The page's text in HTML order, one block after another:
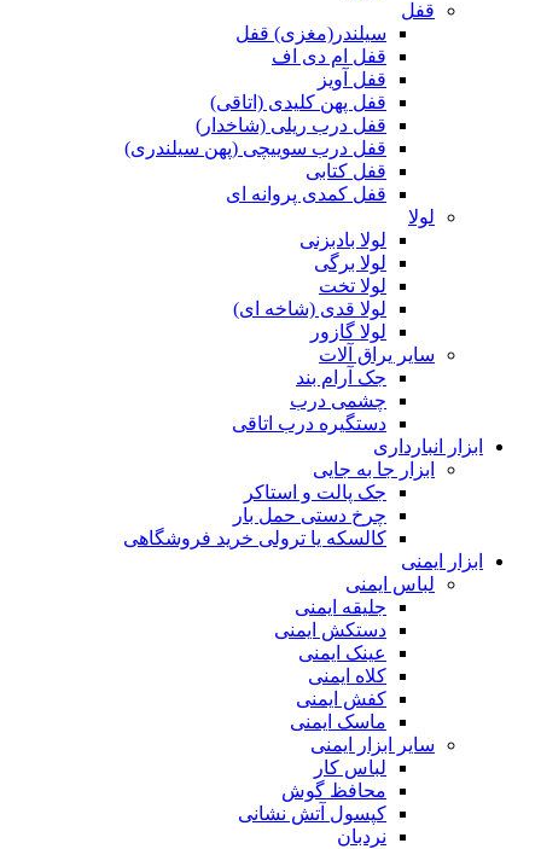
قفل
سیلندر(مغزی) قفل
قفل ام دی اف
قفل آویز
قفل پهن کلیدی (اتاقی)
قفل درب ریلی (شاخدار)
قفل درب سوییچی (پهن سیلندری)
قفل کتابی
قفل کمدی پروانه ای
لولا
لولا بادبزنی
لولا برگی
لولا تخت
لولا قدی (شاخه ای)
لولا گازور
سایر یراق آلات
جک آرام بند
چشمی درب
دستگیره درب اتاقی
ابزار انبارداری
ابزار جا به جایی
جک پالت و استاکر
چرخ دستی حمل بار
کالسکه یا ترولی خرید فروشگاهی
ابزار ایمنی
لباس ایمنی
جلیقه ایمنی
دستکش ایمنی
عینک ایمنی
کلاه ایمنی
کفش ایمنی
ماسک ایمنی
سایر ابزار ایمنی
لباس کار
محافظ گوش
کپسول آتش نشانی
نردبان